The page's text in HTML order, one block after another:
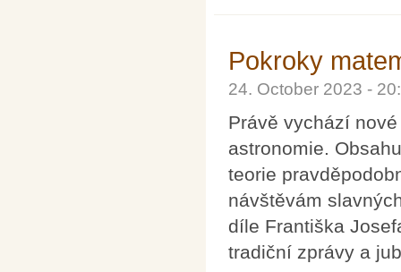
Pokroky
24. October 2023 -
Právě vychází
astronomie.
teorie
návštěvám
díle Františka
tradiční zprávy a